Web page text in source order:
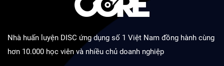
Nhà huấn luyện DISC ứng dụng số 1 Việt Nam đồng hành cùng
hơn 10.000 học viên và nhiều chủ doanh nghiệp